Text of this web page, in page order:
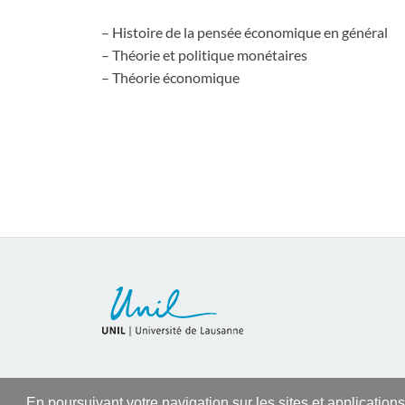
– Histoire de la pensée économique en général
– Théorie et politique monétaires
– Théorie économique